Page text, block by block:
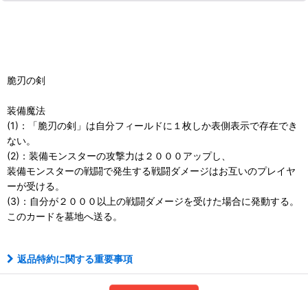
脆刃の剣
装備魔法
(1)：「脆刃の剣」は自分フィールドに１枚しか表側表示で存在でき
ない。
(2)：装備モンスターの攻撃力は２０００アップし、
装備モンスターの戦闘で発生する戦闘ダメージはお互いのプレイヤ
ーが受ける。
(3)：自分が２０００以上の戦闘ダメージを受けた場合に発動する。
このカードを墓地へ送る。
返品特約に関する重要事項